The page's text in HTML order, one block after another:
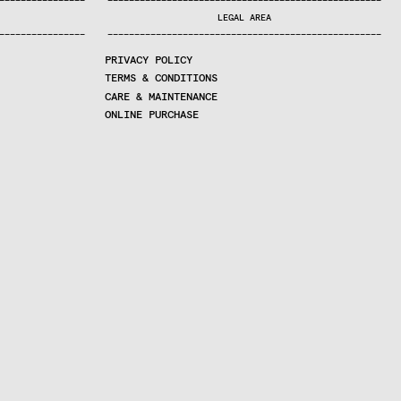
———————————————
LEGAL AREA
———————————————————————————————————————————————————
PRIVACY POLICY
TERMS & CONDITIONS
CARE & MAINTENANCE
ONLINE PURCHASE